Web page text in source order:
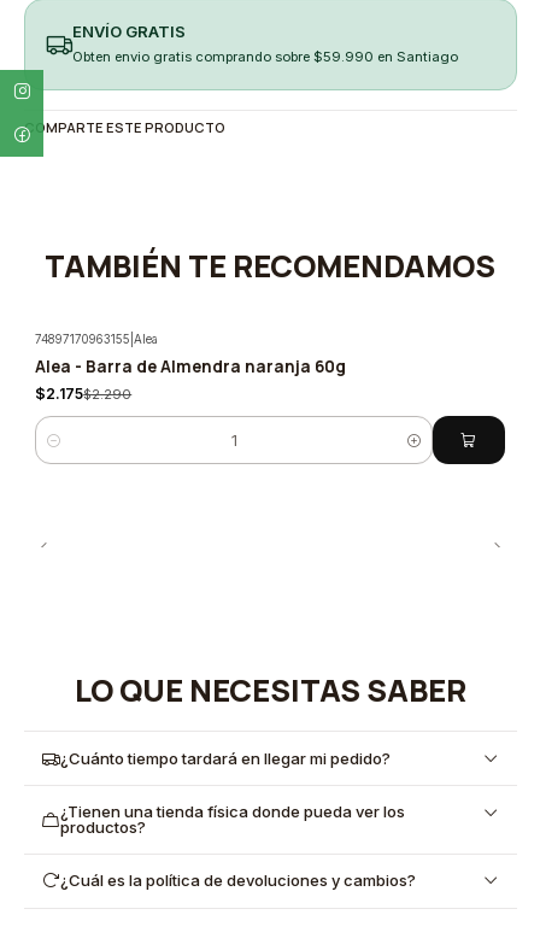
ENVÍO GRATIS
Obten envio gratis comprando sobre $59.990 en Santiago
COMPARTE ESTE PRODUCTO
TAMBIÉN TE RECOMENDAMOS
-5%
74897170963155 |Alea
Alea - Barra de Almendra naranja 60g
$2.175$2.290
Cantidad
LO QUE NECESITAS SABER
¿Cuánto tiempo tardará en llegar mi pedido?
¿Tienen una tienda física donde pueda ver los
productos?
¿Cuál es la política de devoluciones y cambios?